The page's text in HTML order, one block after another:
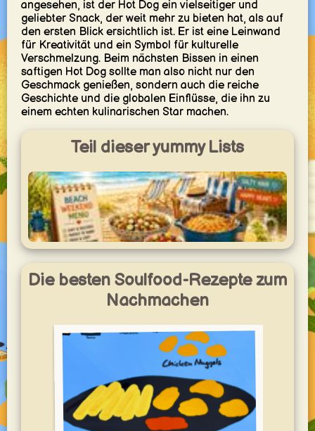
angesehen, ist der Hot Dog ein vielseitiger und
geliebter Snack, der weit mehr zu bieten hat, als auf
den ersten Blick ersichtlich ist. Er ist eine Leinwand
für Kreativität und ein Symbol für kulturelle
Verschmelzung. Beim nächsten Bissen in einen
saftigen Hot Dog sollte man also nicht nur den
Geschmack genießen, sondern auch die reiche
Geschichte und die globalen Einflüsse, die ihn zu
einem echten kulinarischen Star machen.
Teil dieser yummy Lists
Strandwochenende-Menü
mit Kindern – ideal bei wenig Küchenausstattung,
sonnigem Wetter, Waffeln, Snacks und stressfreien
Familiengerichten.
yummy.world
1
Die besten Soulfood-Rezepte zum
Nachmachen